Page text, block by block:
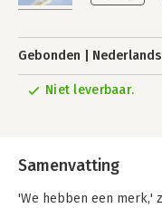
Gebonden Nederlands
Niet leverbaar.
Samenvatting
'We hebben een merk,'